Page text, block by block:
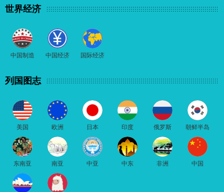
世界经济
中国制造 中国经济 国际经济
列国图志
美国 欧洲 日本 印度 俄罗斯 朝鲜半岛
东南亚 南亚 中亚 中东 非洲 中国